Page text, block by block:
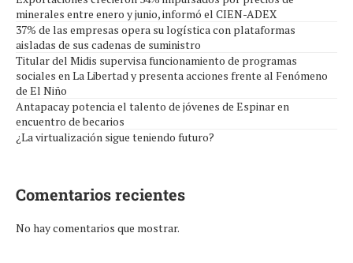
minerales entre enero y junio, informó el CIEN-ADEX
37% de las empresas opera su logística con plataformas
aisladas de sus cadenas de suministro
Titular del Midis supervisa funcionamiento de programas
sociales en La Libertad y presenta acciones frente al Fenómeno
de El Niño
Antapacay potencia el talento de jóvenes de Espinar en
encuentro de becarios
¿La virtualización sigue teniendo futuro?
Comentarios recientes
No hay comentarios que mostrar.